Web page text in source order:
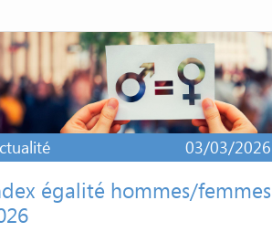
03/03/2026
égalité hommes/femmes